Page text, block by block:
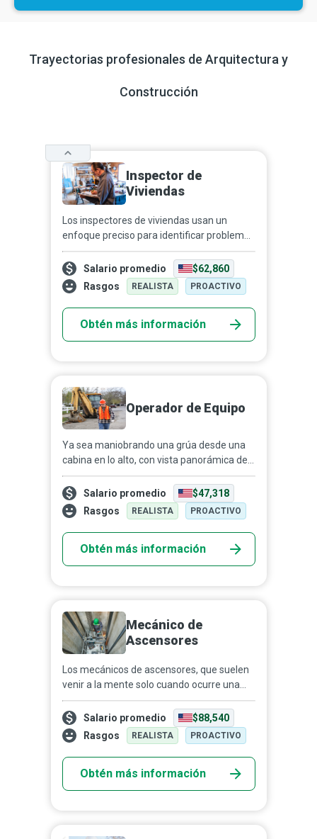
Trayectorias profesionales de Arquitectura y
Construcción
Inspector de
Viviendas
Los inspectores de viviendas usan un
enfoque preciso para identificar problemas
y defectos en propiedades residenciales ya
construidas; su informe de inspección
protege al ven...
Salario promedio
$62,860
Rasgos
REALISTA PROACTIVO
Obtén más información
Operador de Equipo
Ya sea maniobrando una grúa desde una
cabina en lo alto, con vista panorámica de
la obra, operando una mezcladora de
concreto a nivel del suelo o manejando
maquinaria de produ...
Salario promedio
$47,318
Rasgos
REALISTA PROACTIVO
Obtén más información
Mecánico de
Ascensores
Los mecánicos de ascensores, que suelen
venir a la mente solo cuando ocurre una
falla, pertenecen al grupo de héroes
anónimos que garantizan que la vida sea
más fácil y segura...
Salario promedio
$88,540
Rasgos
REALISTA PROACTIVO
Obtén más información